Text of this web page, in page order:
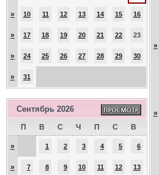
» 10 11 12 13 14 15 16
» 17 18 19 20 21 22 23
» 24 25 26 27 28 29 30
» 31
Сентябрь 2026
П В С Ч П С В
» 1 2 3 4 5 6
» 7 8 9 10 11 12 13
»
»